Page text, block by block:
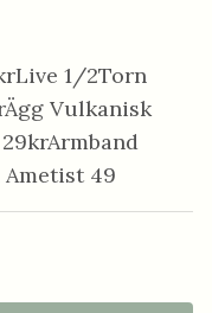
1/2Torn
Vulkanisk
49